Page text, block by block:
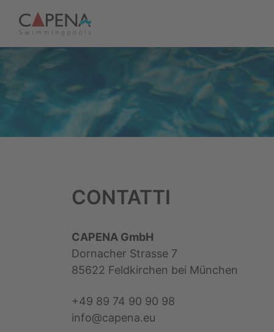
CONTATTI
CAPENA GmbH
Dornacher Strasse 7
85622 Feldkirchen bei München
+49 89 74 90 90 98
info@capena.eu